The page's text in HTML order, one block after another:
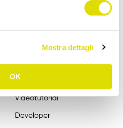
Mostra dettagli
OK
Assistenza
FAQ
Manuali
Videotutorial
Developer